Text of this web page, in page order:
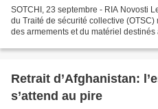
SOTCHI, 23 septembre - RIA Novosti
du Traité de sécurité collective
des armements et du matériel
Retrait d’Afghanistan:
s’attend au pire